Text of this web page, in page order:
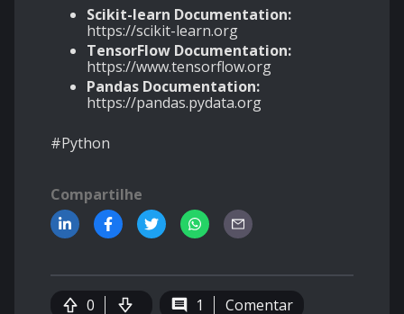
Scikit-learn Documentation:
https://scikit-learn.org
TensorFlow Documentation:
https://www.tensorflow.org
Pandas Documentation:
https://pandas.pydata.org
#Python
Compartilhe
0 1 Comentar